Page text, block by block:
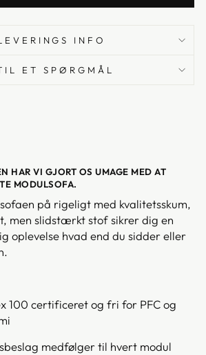
INFO
ET SPØRGMÅL
HAR VI GJORT OS UMAGE MED AT
MODULSOFA.
på rigeligt med kvalitetsskum,
men slidstærkt stof sikrer dig en
oplevelse hvad end du sidder eller
100 certificeret og fri for PFC og
medfølger til hvert modul